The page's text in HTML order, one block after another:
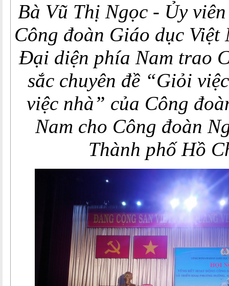
Bà Vũ Thị Ngọc - Ủy
Công đoàn Giáo dục Việt
Đại diện phía Nam trao
sắc chuyên đề “Giỏi
việc nhà” của Công
Nam cho Công đoàn
Thành phố Hồ